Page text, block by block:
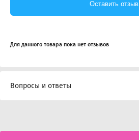
Для данного товара пока нет отзывов
Оставить отзыв
Вопросы и ответы